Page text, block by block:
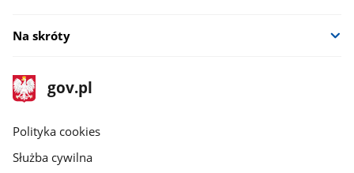
Na skróty
stopka
gov.pl
Strona
gov.pl
gov.pl
Polityka cookies
Służba cywilna